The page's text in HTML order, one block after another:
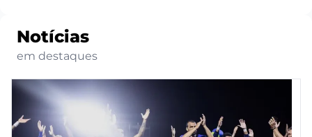
Notícias
em destaques